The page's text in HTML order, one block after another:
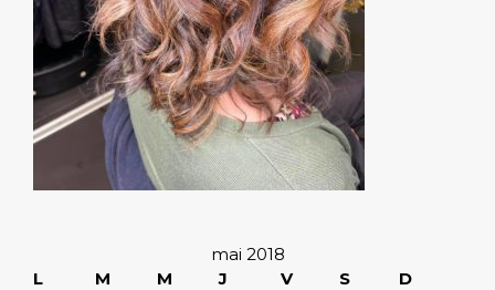
mai 2018
L
M M J V S
D